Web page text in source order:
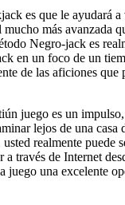
es que le ayudará
más avanzada
Negro-jack es
en un foco de un
de las aficiones
juego es un
lejos de una
realmente puede
través de Internet
una excelente